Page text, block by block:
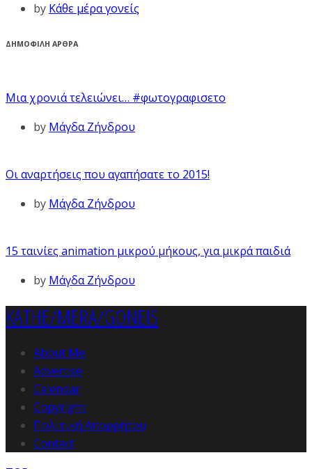
by Κάθε μέρα γονείς
ΔΗΜΟΦΙΛΗ ΑΡΘΡΑ
Μια χρονιά τελειώνει… #φωτογραφισετο
by Μάγδα Ζήνδρου
Οι αναρτήσεις που αγαπήσατε το 2015!
by Μάγδα Ζήνδρου
15 ταινίες animation μικρού μήκους, για μικρά παιδιά
by Μάγδα Ζήνδρου
KATHE/MERA/GONEIS
About Me
Advertise
Calendar
Copyright
Πολιτική Απορρήτου
Contact